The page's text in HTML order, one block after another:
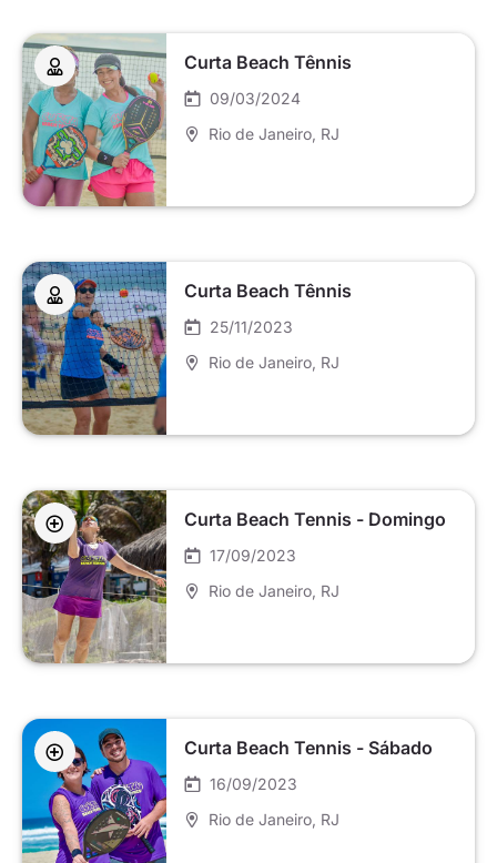
Curta Beach Tênnis
09/03/2024
Rio de Janeiro , RJ
Curta Beach Tênnis
25/11/2023
Rio de Janeiro , RJ
Curta Beach Tennis - Domingo
17/09/2023
Rio de Janeiro , RJ
Curta Beach Tennis - Sábado
16/09/2023
Rio de Janeiro , RJ